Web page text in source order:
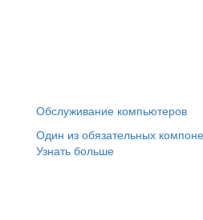
Обслуживание компьютеров
Один из обязательных
Узнать больше